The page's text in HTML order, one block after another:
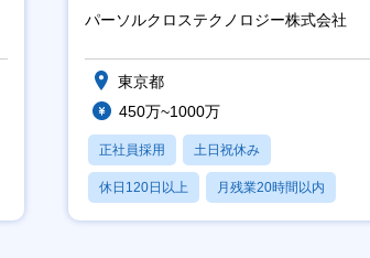
パーソルクロステクノロジー株式会社
東京都
450万~1000万
正社員採用 土日祝休み
休日120日以上 月残業20時間以内
賞与あり